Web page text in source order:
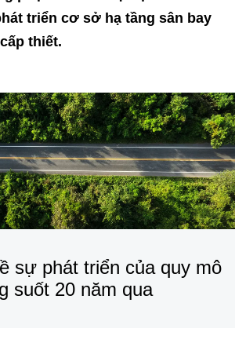
triển cơ sở hạ tầng sân bay
thiết.​
sự phát triển của quy mô
suốt 20 năm qua​